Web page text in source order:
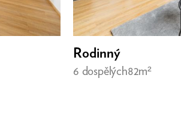
Rodinný
6 dospělých82m²